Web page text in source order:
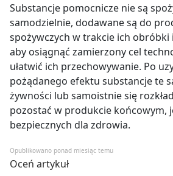
Substancje pomocnicze nie są
samodzielnie, dodawane są do
spożywczych w trakcie ich obróbki
aby osiągnąć zamierzony cel
ułatwić ich przechowywanie. Po
pożądanego efektu substancje te
żywności lub samoistnie się
pozostać w produkcie końcowym,
bezpiecznych dla zdrowia.
Opublikowano ponad miesiąc temu
Oceń artykuł